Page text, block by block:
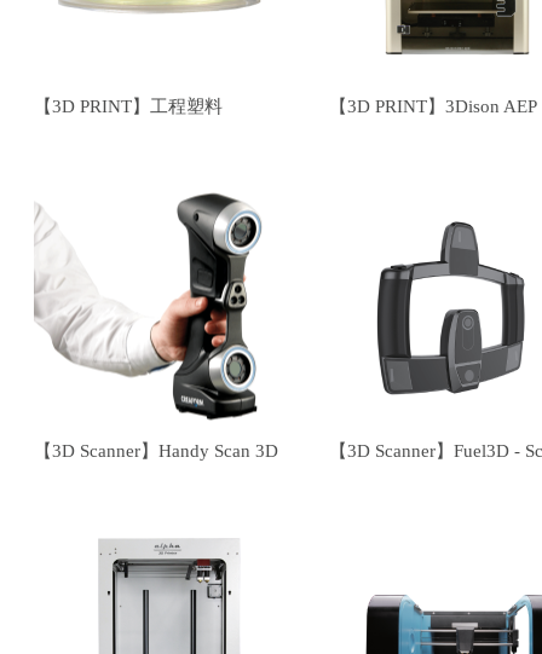
【3D PRINT】工程塑料 【3D PRINT】3Dison AEP
【3D Scanner】Handy Scan 3D 【3D Scanner】Fuel3D -